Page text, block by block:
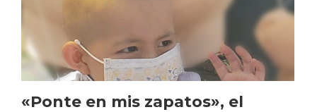
«Ponte en mis zapatos», el